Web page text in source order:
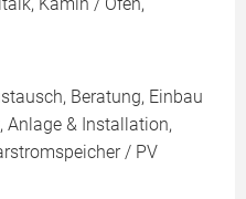
Kamin / Ofen,
Beratung, Einbau
Anlage & Installation,
/ PV